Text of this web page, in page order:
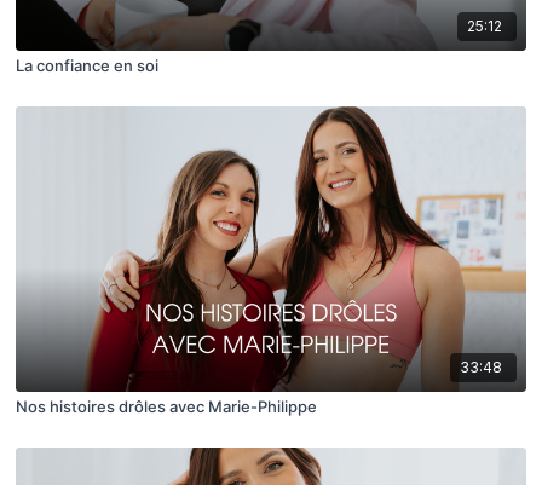
25:12
La confiance en soi
33:48
Nos histoires drôles avec Marie-Philippe